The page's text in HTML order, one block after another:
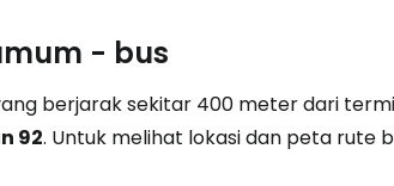
- bus
berjarak sekitar 400 meter dari
92. Untuk melihat lokasi dan peta rute